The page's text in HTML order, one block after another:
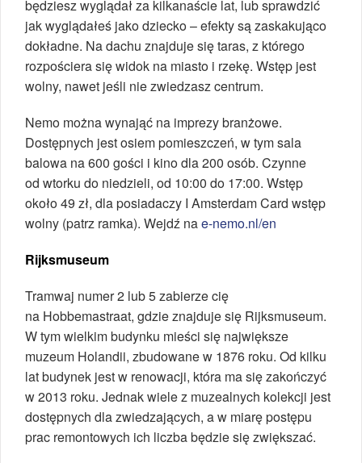
będziesz wyglądał za kilkanaście lat, lub sprawdzić
jak wyglądałeś jako dziecko – efekty są zaskakująco
dokładne. Na dachu znajduje się taras, z którego
rozpościera się widok na miasto i rzekę. Wstęp jest
wolny, nawet jeśli nie zwiedzasz centrum.
Nemo można wynająć na imprezy branżowe.
Dostępnych jest osiem pomieszczeń, w tym sala
balowa na 600 gości i kino dla 200 osób. Czynne
od wtorku do niedzieli, od 10:00 do 17:00. Wstęp
około 49 zł, dla posiadaczy I Amsterdam Card wstęp
wolny (patrz ramka). Wejdź nae-nemo.nl/en
Rijksmuseum
Tramwaj numer 2 lub 5 zabierze cię
na Hobbemastraat, gdzie znajduje się Rijksmuseum.
W tym wielkim budynku mieści się największe
muzeum Holandii, zbudowane w 1876 roku. Od kilku
lat budynek jest w renowacji, która ma się zakończyć
w 2013 roku. Jednak wiele z muzealnych kolekcji jest
dostępnych dla zwiedzających, a w miarę postępu
prac remontowych ich liczba będzie się zwiększać.